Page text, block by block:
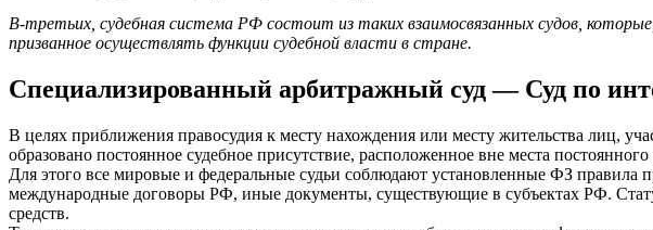
В-третьих, судебная система РФ состоит из таких взаимосвязанных судов,
призванное осуществлять функции судебной власти в стране.
Специализированный арбитражный суд — Суд по
В целях приближения правосудия к месту нахождения или месту жительства лиц,
образовано постоянное судебное присутствие, расположенное вне места
Для этого все мировые и федеральные судьи соблюдают установленные ФЗ правила
международные договоры РФ, иные документы, существующие в субъектах РФ.
средств.